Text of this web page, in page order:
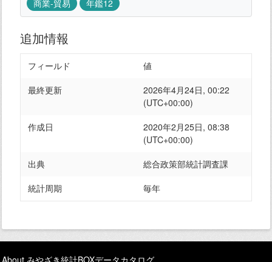
商業-貿易 年鑑12
追加情報
フィールド
値
最終更新
2026年4月24日, 00:22
(UTC+00:00)
作成日
2020年2月25日, 08:38
(UTC+00:00)
出典
総合政策部統計調査課
統計周期
毎年
About みやざき統計BOXデータカタログ